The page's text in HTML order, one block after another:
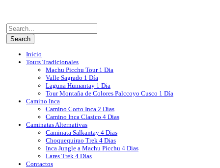
Inicio
Tours Tradicionales
Machu Picchu Tour 1 Dia
Valle Sagrado 1 Día
Laguna Humantay 1 Dia
Tour Montaña de Colores Palccoyo Cusco 1 Día
Camino Inca
Camino Corto Inca 2 Días
Camino Inca Clasico 4 Dias
Caminatas Alternativas
Caminata Salkantay 4 Dias
Choquequirao Trek 4 Dias
Inca Jungle a Machu Picchu 4 Dias
Lares Trek 4 Dias
Contactos